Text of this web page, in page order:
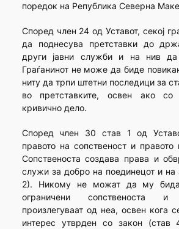
поредок на Република Северна
Според член 24 од Уставот, секој
да поднесува претставки до
други јавни служби и на нив да
Граѓанинот не може да биде
ниту да трпи штетни последици за
во претставките, освен ако
кривично дело.
Според член 30 став 1 од
правото на сопственост и
Сопственоста создава права и
служи за добро на поединецот и на
2). Никому не можат да му
ограничени сопственоста
произлегуваат од неа, освен кога
интерес утврден со закон (став